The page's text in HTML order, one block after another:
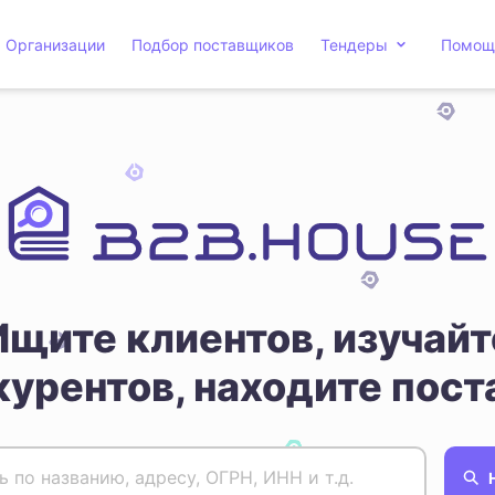
Организации Подбор поставщиков Тендеры
клиентов,
находите